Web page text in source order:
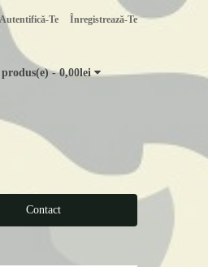
Autentifică-Te Înregistrează-Te
- 0,00lei
Contact